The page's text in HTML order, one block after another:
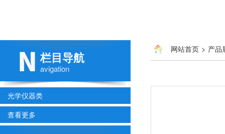
栏目导航
avigation
光学仪器类
查看更多
网站首页 > 产品